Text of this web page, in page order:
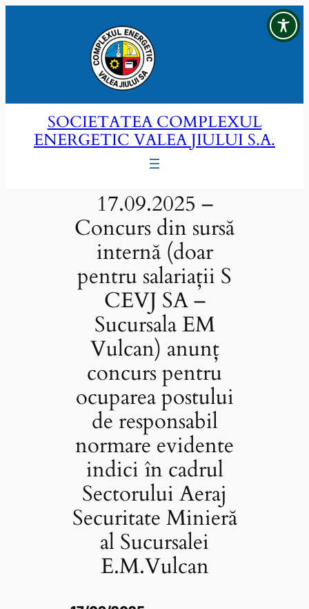
SOCIETATEA COMPLEXUL
ENERGETIC VALEA JIULUI S.A.
17.09.2025 –
Concurs din sursă
internă (doar
pentru salariații S
CEVJ SA –
Sucursala EM
Vulcan) anunț
concurs pentru
ocuparea postului
de responsabil
normare evidente
indici în cadrul
Sectorului Aeraj
Securitate Minieră
al Sucursalei
E.M.Vulcan